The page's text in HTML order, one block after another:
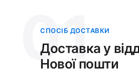
01
СПОСІБ ДОСТАВКИ
Доставка у
Нової пошти